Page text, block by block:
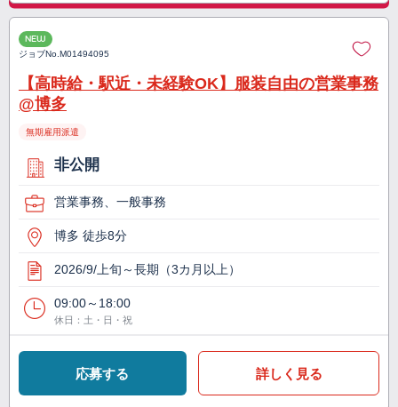
NEW
ジョブNo.M01494095
【高時給・駅近・未経験OK】服装自由の営業事務
@博多
無期雇用派遣
非公開
営業事務、一般事務
博多 徒歩8分
2026/9/上旬～長期（3カ月以上）
09:00～18:00
休日：土・日・祝
応募する 詳しく見る